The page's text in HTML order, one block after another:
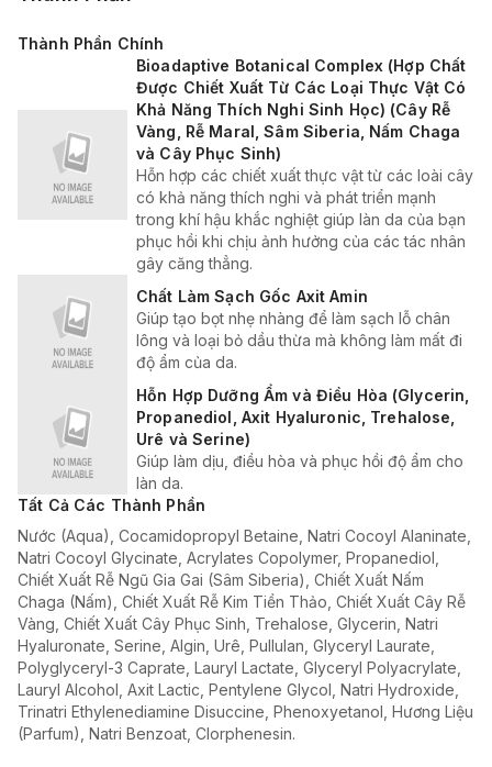
Thành Phần Chính
Bioadaptive Botanical Complex (Hợp Chất
Được Chiết Xuất Từ Các Loại Thực Vật Có
Khả Năng Thích Nghi Sinh Học) (Cây Rễ
Vàng, Rễ Maral, Sâm Siberia, Nấm Chaga
và Cây Phục Sinh)
Hỗn hợp các chiết xuất thực vật từ các loài cây
có khả năng thích nghi và phát triển mạnh
trong khí hậu khắc nghiệt giúp làn da của bạn
phục hồi khi chịu ảnh hưởng của các tác nhân
gây căng thẳng.
Chất Làm Sạch Gốc Axit Amin
Giúp tạo bọt nhẹ nhàng để làm sạch lỗ chân
lông và loại bỏ dầu thừa mà không làm mất đi
độ ẩm của da.
Hỗn Hợp Dưỡng Ẩm và Điều Hòa (Glycerin,
Propanediol, Axit Hyaluronic, Trehalose,
Urê và Serine)
Giúp làm dịu, điều hòa và phục hồi độ ẩm cho
làn da.
Tất Cả Các Thành Phần
Nước (Aqua), Cocamidopropyl Betaine, Natri Cocoyl Alaninate,
Natri Cocoyl Glycinate, Acrylates Copolymer, Propanediol,
Chiết Xuất Rễ Ngũ Gia Gai (Sâm Siberia), Chiết Xuất Nấm
Chaga (Nấm), Chiết Xuất Rễ Kim Tiền Thảo, Chiết Xuất Cây Rễ
Vàng, Chiết Xuất Cây Phục Sinh, Trehalose, Glycerin, Natri
Hyaluronate, Serine, Algin, Urê, Pullulan, Glyceryl Laurate,
Polyglyceryl-3 Caprate, Lauryl Lactate, Glyceryl Polyacrylate,
Lauryl Alcohol, Axit Lactic, Pentylene Glycol, Natri Hydroxide,
Trinatri Ethylenediamine Disuccine, Phenoxyetanol, Hương Liệu
(Parfum), Natri Benzoat, Clorphenesin.